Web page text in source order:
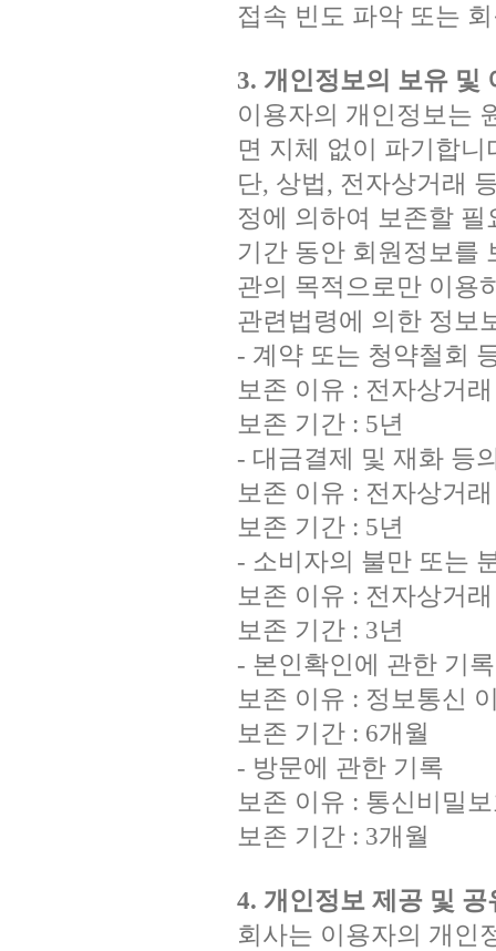
접속 빈도 파악 또는
3. 개인정보의 보유 및
이용자의 개인정보는
면 지체 없이 파기합니
단, 상법, 전자상거래
정에 의하여 보존할
기간 동안 회원정보를
관의 목적으로만 이용
관련법령에 의한 정보
- 계약 또는 청약철회
보존 이유 : 전자상거
보존 기간 : 5년
- 대금결제 및 재화 등
보존 이유 : 전자상거
보존 기간 : 5년
- 소비자의 불만 또는
보존 이유 : 전자상거
보존 기간 : 3년
- 본인확인에 관한 기록
보존 이유 : 정보통신
보존 기간 : 6개월
- 방문에 관한 기록
보존 이유 : 통신비밀
보존 기간 : 3개월
4. 개인정보 제공 및 공
회사는 이용자의 개인